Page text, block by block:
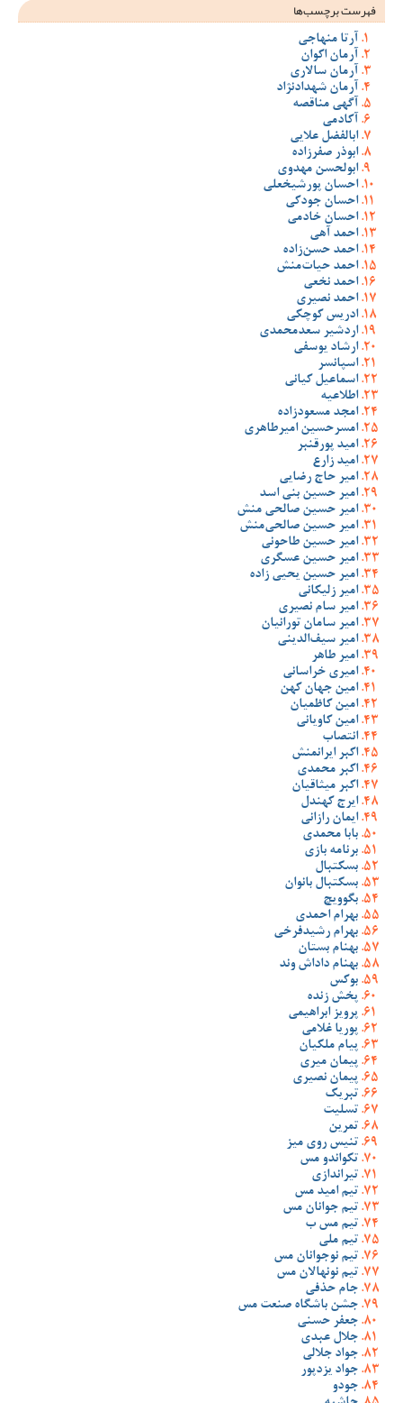
فهرست برچسب‌ها
آرتا منهاجی
آرمان اکوان
آرمان سالاری
آرمان شهدادنژاد
آگهی مناقصه
آکادمی
ابالفضل علایی
ابوذر صفرزاده
ابولحسن مهدوی
احسان پورشیخعلی
احسان جودکی
احسان خادمی
احمد آهی
احمد حسن‌زاده
احمد حیات‌منش
احمد نخعی
احمد نصیری
ادریس کوچکی
اردشیر سعدمحمدی
ارشاد یوسفی
اسپانسر
اسماعیل کیانی
اطلاعیه
امجد مسعودزاده
امسرحسین امیرطاهری
امید پورقنبر
امید زارع
امیر حاج رضایی
امیر حسین بنی اسد
امیر حسین صالحی منش
امیر حسین صالحی‌منش
امیر حسین طاحونی
امیر حسین عسگری
امیر حسین یحیی زاده
امیر زلیکانی
امیر سام نصیری
امیر سامان تورانیان
امیر سیف‌الدینی
امیر طاهر
امیری خراسانی
امین جهان کهن
امین کاظمیان
امین کاویانی
انتصاب
اکبر ایرانمنش
اکبر محمدی
اکبر میثاقیان
ایرج کهندل
ایمان رازانی
بابا محمدی
برنامه بازی
بسکتبال
بسکتبال بانوان
بگوویچ
بهرام احمدی
بهرام رشیدفرخی
بهنام بستان
بهنام داداش وند
بوکس
پخش زنده
پرویز ابراهیمی
پوریا غلامی
پیام ملکیان
پیمان میری
پیمان نصیری
تبریک
تسلیت
تمرین
تنیس روی میز
تکواندو مس
تیراندازی
تیم امید مس
تیم جوانان مس
تیم مس ب
تیم ملی
تیم نوجوانان مس
تیم نونهالان مس
جام حذفی
جشن باشگاه صنعت مس
جعفر حسنی
جلال عبدی
جواد جلالی
جواد یزدپور
جودو